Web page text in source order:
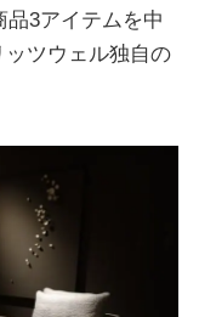
3アイテムを中
ツウェル独自の